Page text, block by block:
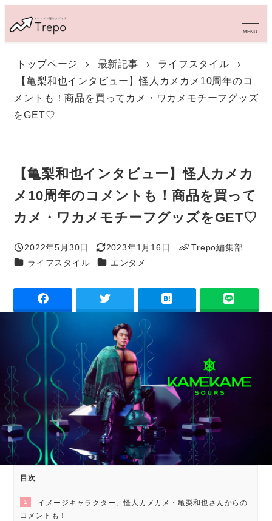
イ
MENU
トップページ 最新記事
ライフスタイル
【亀梨和也インタビュー】怪人カメカメ10周年のコ
メントも！商品を買ってカメ・ワカメモチーフグッズ
をGET♡
【亀梨和也インタビュー】怪人カメカ
メ10周年のコメントも！商品を買って
カメ・ワカメモチーフグッズをGET♡
投稿日
2022年5月30日
更新日
2023年1月16日
Trepo編集部
カテゴリー
ライフスタイル カテゴリー
エンタメ
目次
1
イメージキャラクター、怪人カメカメ・亀梨和也さんからの
コメントも！